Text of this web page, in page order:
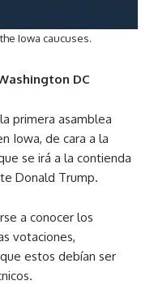
Iowa caucuses.
DC
primera asamblea
Iowa, de cara a la
se irá a la contienda
Donald Trump.
a conocer los
votaciones,
estos debían ser